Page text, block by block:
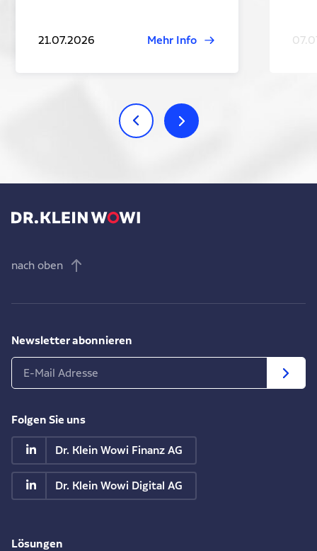
21.07.2026 Mehr Info
nach oben
Newsletter abonnieren
Folgen Sie uns
Dr. Klein Wowi Finanz AG
Dr. Klein Wowi Digital AG
Lösungen